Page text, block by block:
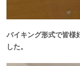
バイキング形式で皆様
した。